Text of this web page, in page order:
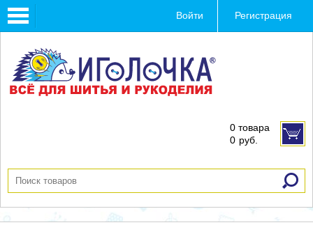
Toggle
navigation
Войти Регистрация
0 товара
0 руб.